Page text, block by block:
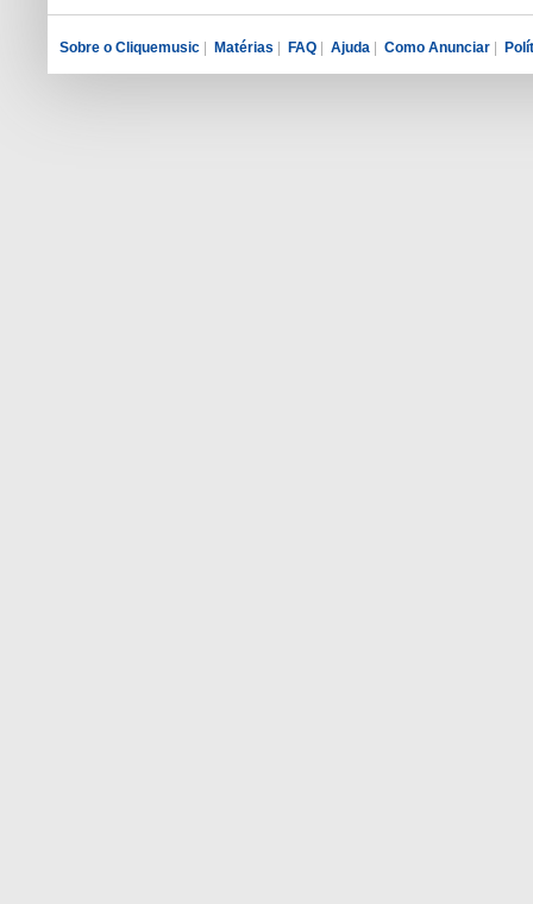
Sobre o Cliquemusic Matérias FAQ Ajuda Como Anunciar